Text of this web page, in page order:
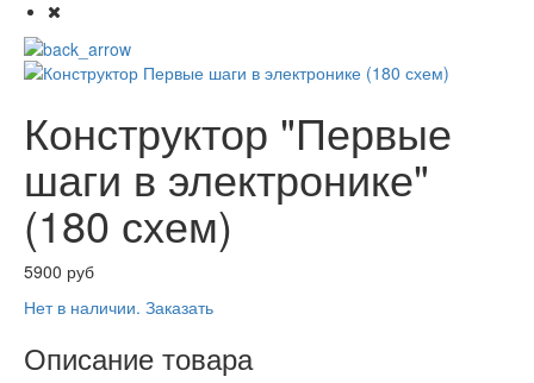
Конструктор "Первые
шаги в электронике"
(180 схем)
5900 руб
Нет в наличии. Заказать
Описание товара